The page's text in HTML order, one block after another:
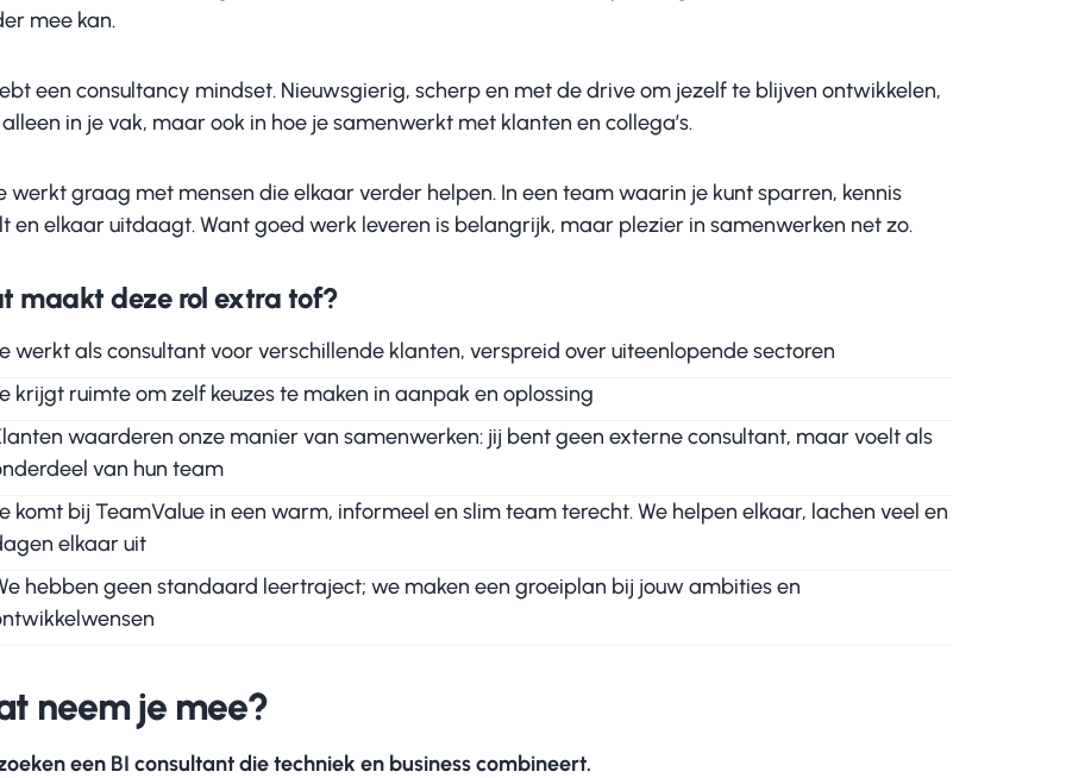
mee kan.
een consultancy mindset. Nieuwsgierig, scherp en met de drive om jezelf te blijven ontwikkelen,
in je vak, maar ook in hoe je samenwerkt met klanten en collega’s.
werkt graag met mensen die elkaar verder helpen. In een team waarin je kunt sparren, kennis
en elkaar uitdaagt. Want goed werk leveren is belangrijk, maar plezier in samenwerken net zo.
maakt deze rol extra tof?
werkt als consultant voor verschillende klanten, verspreid over uiteenlopende sectoren
krijgt ruimte om zelf keuzes te maken in aanpak en oplossing
waarderen onze manier van samenwerken: jij bent geen externe consultant, maar voelt als
van hun team
komt bij TeamValue in een warm, informeel en slim team terecht. We helpen elkaar, lachen veel en
elkaar uit
hebben geen standaard leertraject; we maken een groeiplan bij jouw ambities en
neem je mee?
een BI consultant die techniek en business combineert.